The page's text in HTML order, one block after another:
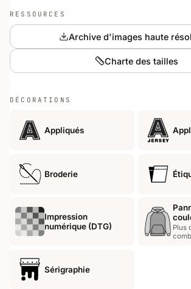
RESSOURCES
Archive d'images haute
Charte des tailles
DÉCORATIONS
Appliqués
Broderie
Impression
numérique (DTG)
Plus
Sérigraphie